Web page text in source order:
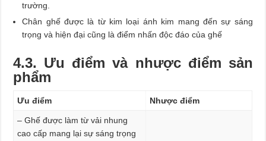
trường.
Chân ghế được là từ kim loại ánh kim mang đến sự sáng
trọng và hiện đại cũng là điểm nhấn độc đáo của ghế
4.3. Ưu điểm và nhược điểm sản
phẩm
Ưu điểm Nhược điểm
– Ghế được làm từ vải nhung
cao cấp mang lại sự sáng trọng